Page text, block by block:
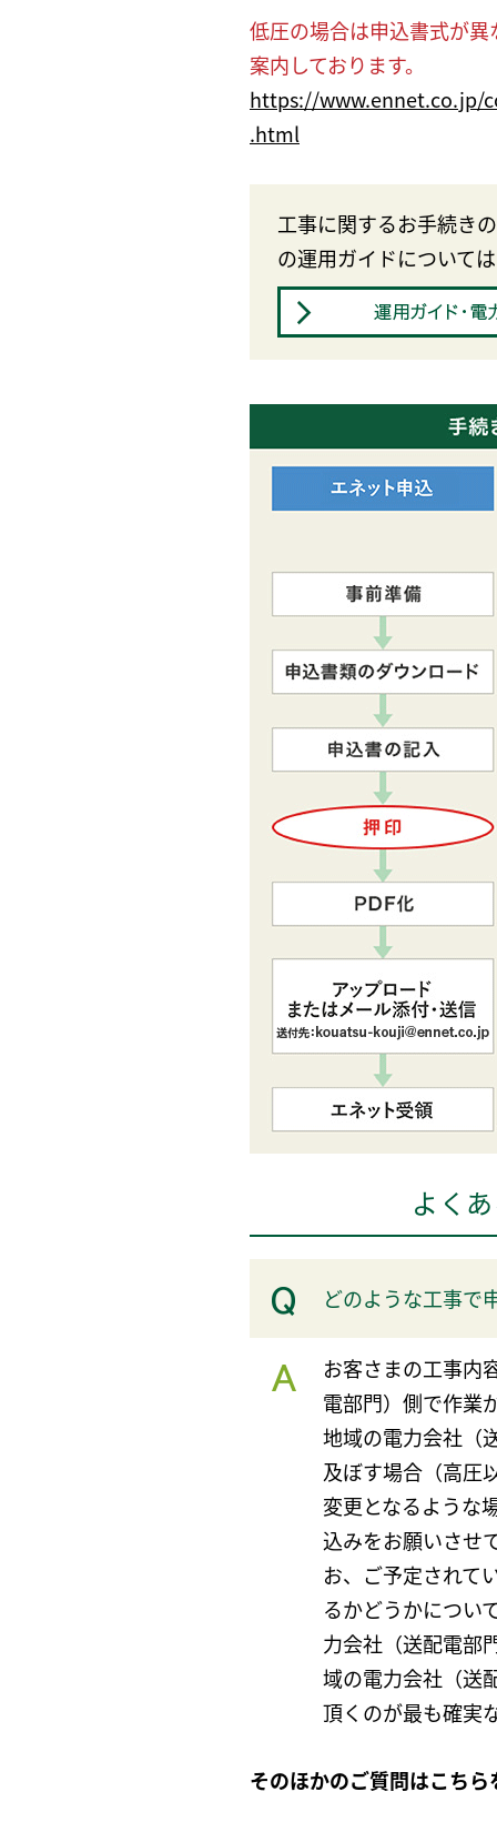
低圧の場合は申込書式が
案内しております。
https://www.ennet.co.jp/
.html
工事に関するお手続き
の運用ガイドについて
よく
どのような工事で
お客さまの工事内
電部門）側で作業
地域の電力会社（
及ぼす場合（高圧
変更となるような
込みをお願いさせ
お、ご予定されて
るかどうかについ
力会社（送配電部
域の電力会社（送
頂くのが最も確実
そのほかのご質問はこち